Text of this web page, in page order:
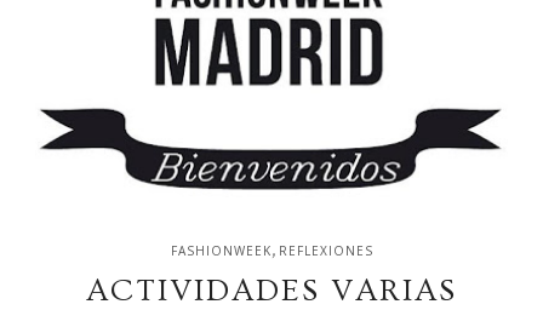
FASHIONWEEK, REFLEXIONES
ACTIVIDADES VARIAS